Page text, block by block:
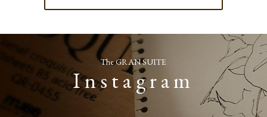
The GRAN SUITE
Instagram